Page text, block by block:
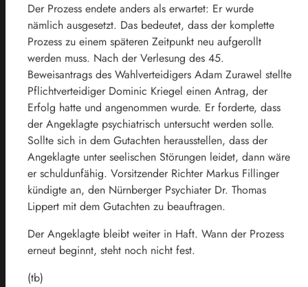
Der Prozess endete anders als erwartet: Er wurde
nämlich ausgesetzt. Das bedeutet, dass der komplette
Prozess zu einem späteren Zeitpunkt neu aufgerollt
werden muss. Nach der Verlesung des 45.
Beweisantrags des Wahlverteidigers Adam Zurawel stellte
Pflichtverteidiger Dominic Kriegel einen Antrag, der
Erfolg hatte und angenommen wurde. Er forderte, dass
der Angeklagte psychiatrisch untersucht werden solle.
Sollte sich in dem Gutachten herausstellen, dass der
Angeklagte unter seelischen Störungen leidet, dann wäre
er schuldunfähig. Vorsitzender Richter Markus Fillinger
kündigte an, den Nürnberger Psychiater Dr. Thomas
Lippert mit dem Gutachten zu beauftragen.
Der Angeklagte bleibt weiter in Haft. Wann der Prozess
erneut beginnt, steht noch nicht fest.
(tb)